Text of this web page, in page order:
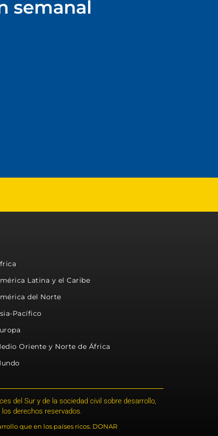
semanal
Latina y el Caribe
del Norte
Pacífico
Oriente y Norte de África
del Sur y de la sociedad civil sobre desarrollo,
derechos reservados.
que en los países ricos. DONAR